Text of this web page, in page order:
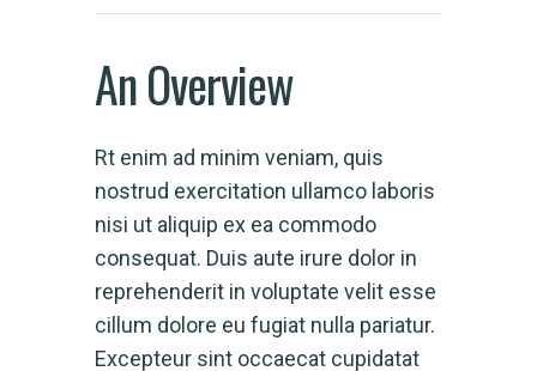
An Overview
Rt enim ad minim veniam, quis
nostrud exercitation ullamco laboris
nisi ut aliquip ex ea commodo
consequat. Duis aute irure dolor in
reprehenderit in voluptate velit esse
cillum dolore eu fugiat nulla pariatur.
Excepteur sint occaecat cupidatat